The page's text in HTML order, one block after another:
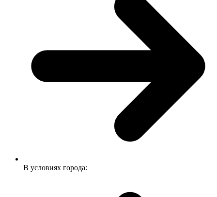
В условиях города: